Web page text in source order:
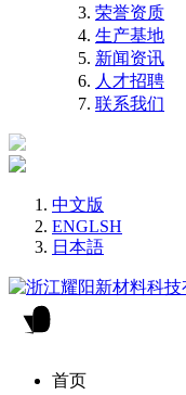
荣誉资质
生产基地
新闻资讯
人才招聘
联系我们
中文版
ENGLSH
日本語
首页